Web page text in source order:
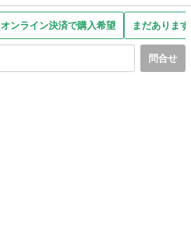
オンライン決済で購入希望 まだありま
問合せ